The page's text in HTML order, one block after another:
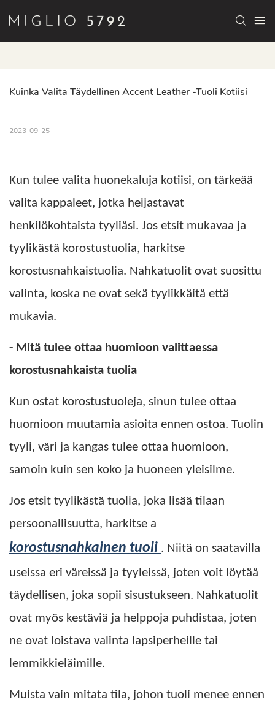
Kuinka Valita Täydellinen Accent Leather -tuoli Kotiisi
2023-09-25
Kun tulee valita huonekaluja kotiisi, on tärkeää
valita kappaleet, jotka heijastavat
henkilökohtaista tyyliäsi. Jos etsit mukavaa ja
tyylikästä korostustuolia, harkitse
korostusnahkaistuolia. Nahkatuolit ovat suosittu
valinta, koska ne ovat sekä tyylikkäitä että
mukavia.
- Mitä tulee ottaa huomioon valittaessa
korostusnahkaista tuolia
Kun ostat korostustuoleja, sinun tulee ottaa
huomioon muutamia asioita ennen ostoa. Tuolin
tyyli, väri ja kangas tulee ottaa huomioon,
samoin kuin sen koko ja huoneen yleisilme.
Jos etsit tyylikästä tuolia, joka lisää tilaan
persoonallisuutta, harkitse a
korostusnahkainen tuoli . Niitä on saatavilla
useissa eri väreissä ja tyyleissä, joten voit löytää
täydellisen, joka sopii sisustukseen. Nahkatuolit
ovat myös kestäviä ja helppoja puhdistaa, joten
ne ovat loistava valinta lapsiperheille tai
lemmikkieläimille.
Muista vain mitata tila, johon tuoli menee ennen